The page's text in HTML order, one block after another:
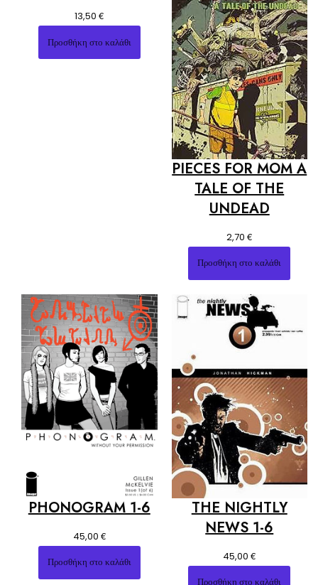
13,50€
Προσθήκη στο καλάθι
PIECES FOR MOM A
TALE OF THE
UNDEAD
2,70€
Προσθήκη στο καλάθι
PHONOGRAM 1-6
45,00 €
Προσθήκη στο καλάθι
THE NIGHTLY
NEWS 1-6
45,00€
Προσθήκη στο καλάθι